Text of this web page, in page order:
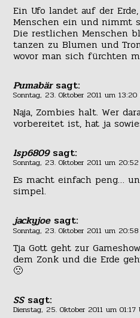
Ein Ufo landet auf der
Menschen ein und nimmt
Die restlichen Menschen
tanzen zu Blumen und
wovor man sich fürchten
Pumabär sagt:
Sonntag, 23. Oktober 2011 um 13:20
Naja, Zombies halt. Wer
vorbereitet ist, hat ja
lsp6809 sagt:
Sonntag, 23. Oktober 2011 um
Es macht einfach peng…
simpel.
jackyjoe sagt:
Sonntag, 23. Oktober 2011 um
Tja Gott geht zur
dem Zonk und die Erde
🙁
SS sagt:
Dienstag, 25. Oktober 2011 um 01:17